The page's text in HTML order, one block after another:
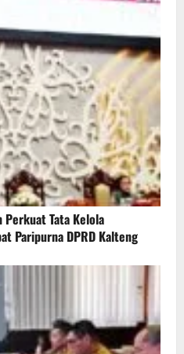
Perkuat Tata Kelola
Paripurna DPRD Kalteng